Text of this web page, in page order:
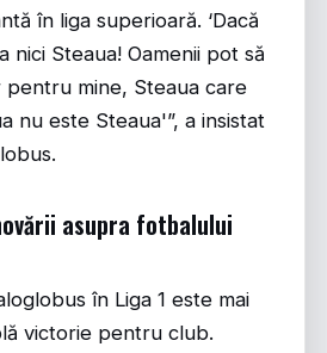
în liga superioară. ‘Dacă
nici Steaua! Oamenii pot să
mine, Steaua care
nu este Steaua'”, a insistat
asupra fotbalului
în Liga 1 este mai
victorie pentru club.